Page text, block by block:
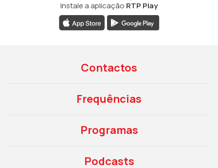
Instale a aplicação RTP Play
Contactos
Frequências
Programas
Podcasts